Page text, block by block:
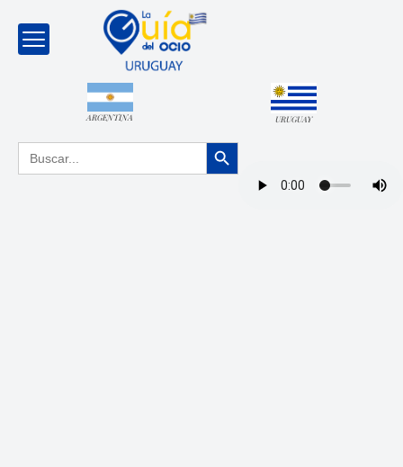
ARGENTINA URUGUAY
Buscar: Botón de búsqueda